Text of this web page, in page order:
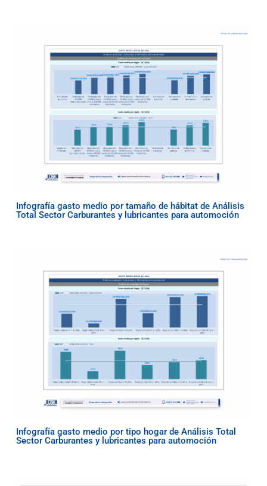
Infografía gasto medio por tamaño de hábitat de Análisis
Total Sector Carburantes y lubricantes para automoción
Infografía gasto medio por tipo hogar de Análisis Total
Sector Carburantes y lubricantes para automoción